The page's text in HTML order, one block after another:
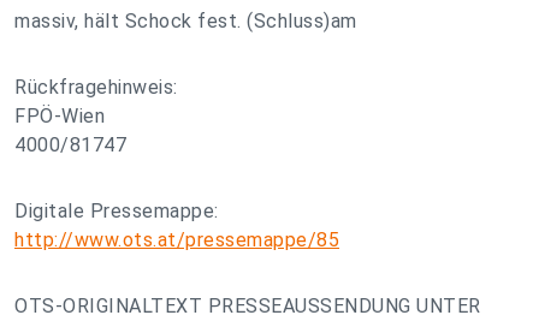
massiv, hält Schock fest. (Schluss)am
Rückfragehinweis:
FPÖ-Wien
4000/81747
Digitale Pressemappe:
http://www.ots.at/pressemappe/85
OTS-ORIGINALTEXT PRESSEAUSSENDUNG UNTER